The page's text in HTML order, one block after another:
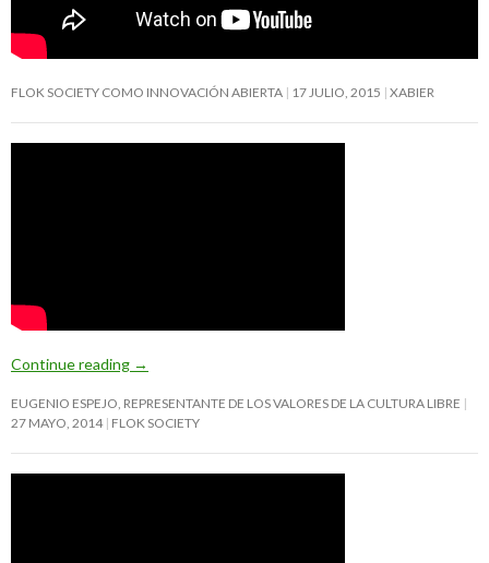
FLOK SOCIETY COMO INNOVACIÓN ABIERTA 17 JULIO, 2015 XABIER
Continue reading →
EUGENIO ESPEJO, REPRESENTANTE DE LOS VALORES DE LA CULTURA LIBRE
27 MAYO, 2014 FLOK SOCIETY